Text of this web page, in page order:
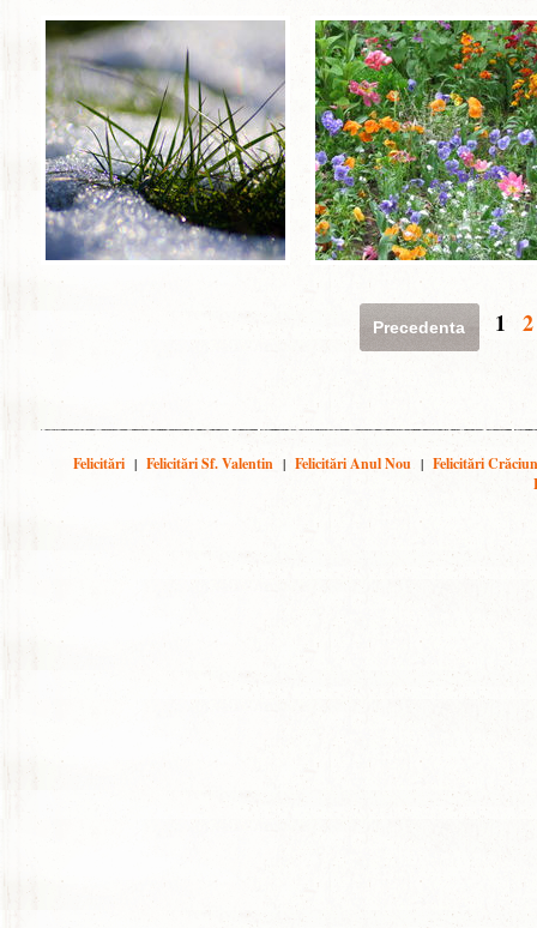
Precedenta 1 2
Felicitări | Felicitări Sf. Valentin | Felicitări Anul Nou | Felicitări